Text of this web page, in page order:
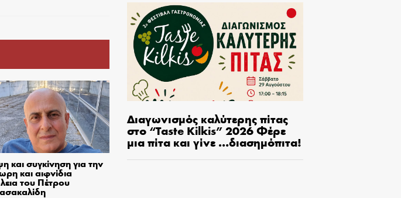
και συγκίνηση για την
και αιφνίδια
του Πέτρου
Διαγωνισμός καλύτερης πίτας
στο “Taste Kilkis” 2026 Φέρε
μια πίτα και γίνε …διασημόπιτα!